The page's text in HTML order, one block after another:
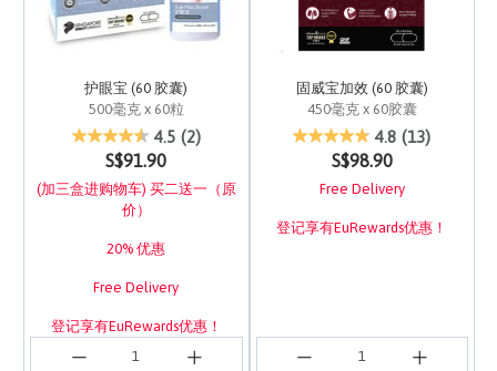
护眼宝 (60 胶囊)
500毫克 x 60粒
3.1 out of 5 Customer Rating
4.5 (2)
S$91.90
(加三盒进购物车) 买二送一（原
价）
20% 优惠
Free Delivery
登记享有EuRewards优惠！
固威宝加效 (60 胶囊)
450毫克 x 60胶囊
5 out of 5 Customer
4.8 (13)
S$98.90
Free Delivery
登记享有EuRewards优惠！